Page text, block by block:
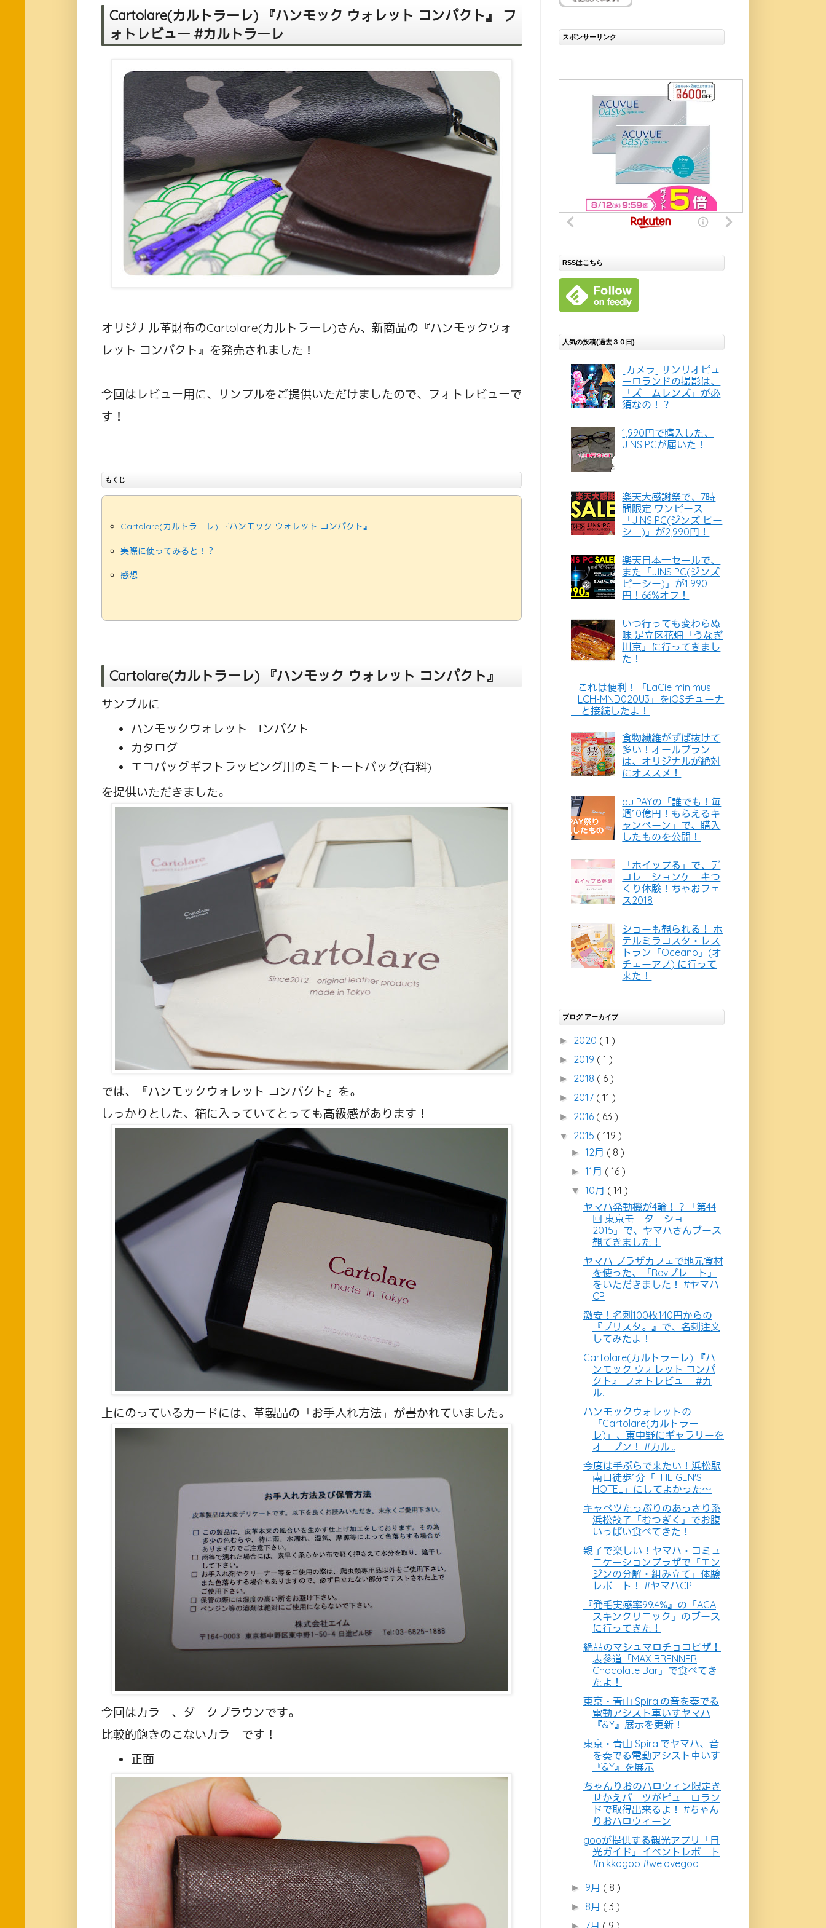
Cartolare(カルトラーレ) 『ハンモック ウォレット コンパクト』 フ
ォトレビュー #カルトラーレ
オリジナル革財布のCartolare(カルトラーレ)さん、新商品の『ハンモックウォ
レット コンパクト』を発売されました！
今回はレビュー用に、サンプルをご提供いただけましたので、フォトレビューで
す！
もくじ
Cartolare(カルトラーレ) 『ハンモック ウォレット コンパクト』
実際に使ってみると！？
感想
Cartolare(カルトラーレ) 『ハンモック ウォレット コンパクト』
サンプルに
ハンモックウォレット コンパクト
カタログ
エコバッグギフトラッピング用のミニトートバッグ(有料)
を提供いただきました。
では、『ハンモックウォレット コンパクト』を。
しっかりとした、箱に入っていてとっても高級感があります！
上にのっているカードには、革製品の「お手入れ方法」が書かれていました。
今回はカラー、ダークブラウンです。
比較的飽きのこないカラーです！
正面
スポンサーリンク
RSSはこちら
人気の投稿(過去３０日)
[カメラ] サンリオピュ
ーロランドの撮影は、
「ズームレンズ」が必
須なの！？
1,990円で購入した、
JINS PCが届いた！
楽天大感謝祭で、7時
間限定 ワンピース
「JINS PC(ジンズ ピー
シー)」が2,990円！
楽天日本一セールで、
また「JINS PC(ジンズ
ピーシー)」が1,990
円！66%オフ！
いつ行っても変わらぬ
味 足立区花畑「うなぎ
川京」に行ってきまし
た！
これは便利！「LaCie minimus
LCH-MND020U3」をiOSチューナ
ーと接続したよ！
食物繊維がずば抜けて
多い！オールブラン
は、オリジナルが絶対
にオススメ！
au PAYの「誰でも！毎
週10億円！もらえるキ
ャンペーン」で、購入
したものを公開！
「ホイップる」で、デ
コレーションケーキつ
くり体験！ちゃおフェ
ス2018
ショーも観られる！ ホ
テルミラコスタ・レス
トラン「Oceano」(オ
チェーアノ) に行って
来た！
ブログ アーカイブ
► 2020 ( 1 )
► 2019 ( 1 )
► 2018 ( 6 )
► 2017 ( 11 )
► 2016 ( 63 )
▼ 2015 ( 119 )
►12月 ( 8 )
►11月 ( 16 )
▼10月 ( 14 )
ヤマハ発動機が4輪！？「第44
回 東京モーターショー
2015」で、ヤマハさんブース
観てきました！
ヤマハ プラザカフェで地元食材
を使った、「Revプレート」
をいただきました！ #ヤマハ
CP
激安！名刺100枚140円からの
『プリスタ。』で、名刺注文
してみたよ！
Cartolare(カルトラーレ) 『ハ
ンモック ウォレット コンパ
クト』 フォトレビュー #カ
ル...
ハンモックウォレットの
「Cartolare(カルトラー
レ)」、東中野にギャラリーを
オープン！ #カル...
今度は手ぶらで来たい！浜松駅
南口徒歩1分「THE GEN'S
HOTEL」にしてよかった～
キャベツたっぷりのあっさり系
浜松餃子「むつぎく」でお腹
いっぱい食べてきた！
親子で楽しい！ヤマハ・コミュ
ニケーションプラザで「エン
ジンの分解・組み立て」体験
レポート！ #ヤマハCP
『発毛実感率99.4%』の「AGA
スキンクリニック」のブース
に行ってきた！
絶品のマシュマロチョコピザ！
表参道「MAX BRENNER
Chocolate Bar」で食べてき
たよ！
東京・青山 Spiralの音を奏でる
電動アシスト車いすヤマハ
『&Y』展示を更新！
東京・青山 Spiralでヤマハ、音
を奏でる電動アシスト車いす
『&Y』を展示
ちゃんりおのハロウィン限定き
せかえパーツがピューロラン
ドで取得出来るよ！ #ちゃん
りおハロウィーン
gooが提供する観光アプリ「日
光ガイド」イベントレポート
#nikkogoo #welovegoo
► 9月 ( 8 )
► 8月 ( 3 )
► 7月 ( 9 )